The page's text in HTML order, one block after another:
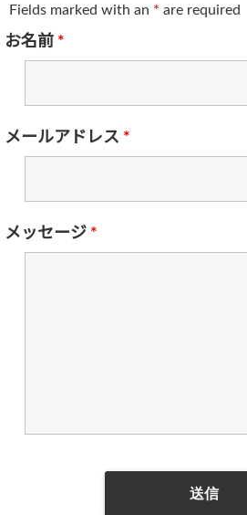
Fields marked with an * are required
お名前 *
メールアドレス *
メッセージ *